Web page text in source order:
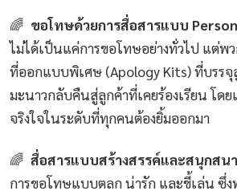
🌈 ขอโทษด้วยการสื่อสารแบบ
ไม่ได้เป็นแค่การขอโทษอย่างทั่วไป แต่พ
ที่ออกแบบพิเศษ (Apology Kits) ที่บรร
มะนาวกลับคืนสู่ลูกค้าที่เคยร้องเรียน โดย
จริงใจในระดับที่ทุกคนต้องยิ้มออกมา
🌈 สื่อสารแบบสร้างสรรค์และสนุกสน
การขอโทษแบบตลก น่ารัก และขี้เล่น ซึ่